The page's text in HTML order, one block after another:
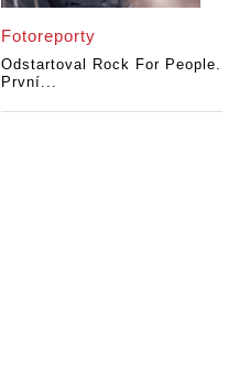
Fotoreporty
Odstartoval Rock For People.
První...